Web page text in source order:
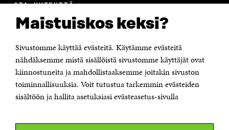
Maistuiskos keksi?
Sivustomme käyttää evästeitä. Käytämme evästeitä
nähdäksemme mistä sisällöistä sivustomme käyttäjät ovat
kiinnostuneita ja mahdollistaaksemme joitakin sivuston
toiminnallisuuksia. Voit tutustua tarkemmin evästeiden
sisältöön ja hallita asetuksiasi evästeasetus-sivulla
OTA YHTEYTTÄ
Itämerenkatu 11-13, PL 160,
00181 Helsinki
Puhelin +358 294 618 991
Sähköpostiosoite
Saapumisohjeet
Y-tunnus 0202132-3